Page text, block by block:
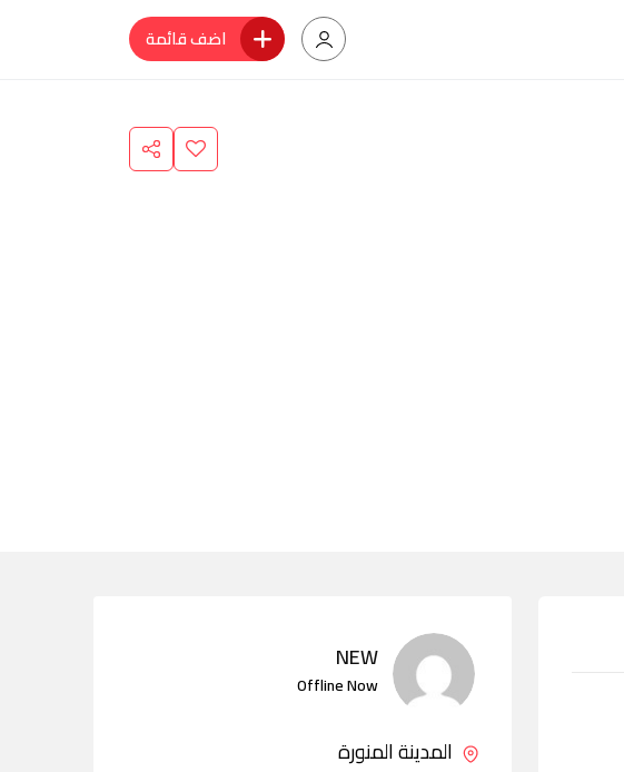
اضف قائمة
NEW
Offline Now
المدينة المنورة